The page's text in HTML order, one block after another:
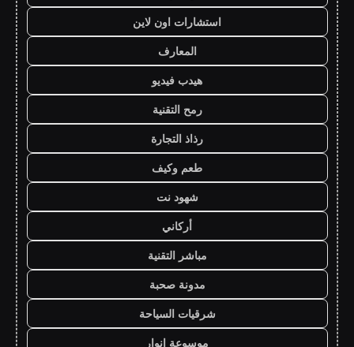
استشارات اون لاين
المعارف
هيدب فيديو
رمح التقنية
رذاذ التجارة
طعم وكيف
شهود نت
أركاني
مباشر التقنية
مدونة صحبة
شرقيات السياحة
موسوعة انوار